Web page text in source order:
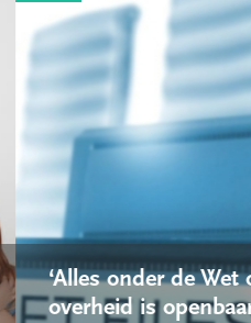
‘Alles onder de Wet open
overheid is openbaar,